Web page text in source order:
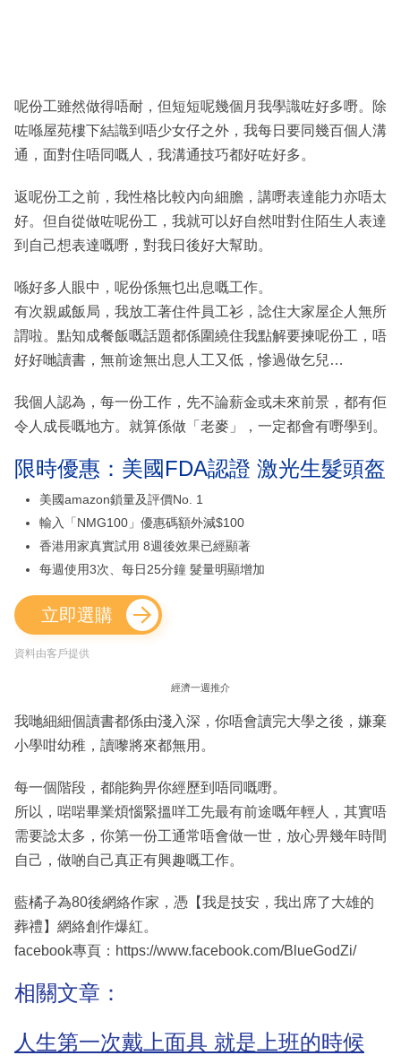
呢份工雖然做得唔耐，但短短呢幾個月我學識咗好多嘢。除
咗喺屋苑樓下結識到唔少女仔之外，我每日要同幾百個人溝
通，面對住唔同嘅人，我溝通技巧都好咗好多。
返呢份工之前，我性格比較內向細膽，講嘢表達能力亦唔太
好。但自從做咗呢份工，我就可以好自然咁對住陌生人表達
到自己想表達嘅嘢，對我日後好大幫助。
喺好多人眼中，呢份係無乜出息嘅工作。
有次親戚飯局，我放工著住件員工衫，諗住大家屋企人無所
謂啦。點知成餐飯嘅話題都係圍繞住我點解要揀呢份工，唔
好好哋讀書，無前途無出息人工又低，慘過做乞兒…
我個人認為，每一份工作，先不論薪金或未來前景，都有佢
令人成長嘅地方。就算係做「老麥」，一定都會有嘢學到。
限時優惠：美國FDA認證 激光生髮頭盔
美國amazon鎖量及評價No. 1
輸入「NMG100」優惠碼額外減$100
香港用家真實試用 8週後效果已經顯著
每週使用3次、每日25分鐘 髮量明顯增加
立即選購
資料由客戶提供
經濟一週推介
我哋細細個讀書都係由淺入深，你唔會讀完大學之後，嫌棄
小學咁幼稚，讀嚟將來都無用。
每一個階段，都能夠畀你經歷到唔同嘅嘢。
所以，啱啱畢業煩惱緊搵咩工先最有前途嘅年輕人，其實唔
需要諗太多，你第一份工通常唔會做一世，放心畀幾年時間
自己，做啲自己真正有興趣嘅工作。
藍橘子為80後網絡作家，憑【我是技安，我出席了大雄的
葬禮】網絡創作爆紅。
facebook專頁：https://www.facebook.com/BlueGodZi/
相關文章：
人生第一次戴上面具 就是上班的時候